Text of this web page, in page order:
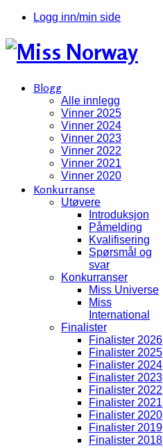
Logg inn/min side
Blogg
Alle innlegg
Vinner 2025
Vinner 2024
Vinner 2023
Vinner 2022
Vinner 2021
Vinner 2020
Konkurranse
Utøvere
Introduksjon
Påmelding
Kvalifisering
Spørsmål og
svar
Konkurranser
Miss Universe
Miss
International
Finalister
Finalister 2026
Finalister 2025
Finalister 2024
Finalister 2023
Finalister 2022
Finalister 2021
Finalister 2020
Finalister 2019
Finalister 2018